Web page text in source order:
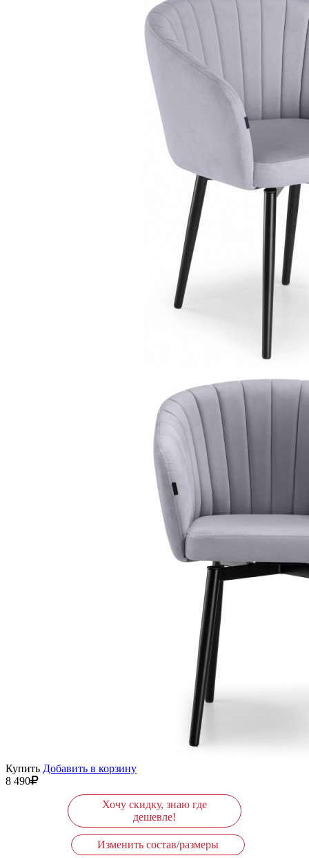
Купить Добавить в корзину
8 490
Хочу скидку, знаю где
дешевле!
Изменить состав/размеры